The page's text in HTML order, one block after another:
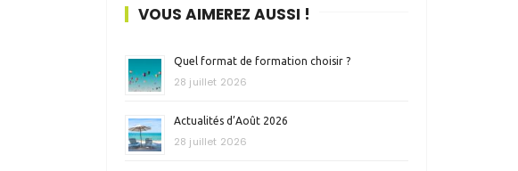
VOUS AIMEREZ AUSSI !
Quel format de formation choisir ?
28 juillet 2026
Actualités d’Août 2026
28 juillet 2026